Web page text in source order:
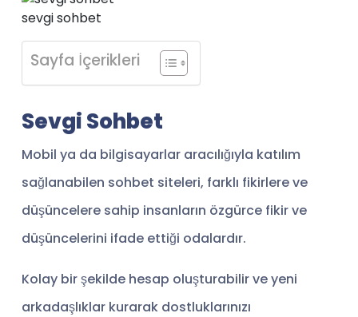
sevgi sohbet
Sayfa İçerikleri
Sevgi Sohbet
Mobil ya da bilgisayarlar aracılığıyla katılım
sağlanabilen sohbet siteleri, farklı fikirlere ve
düşüncelere sahip insanların özgürce fikir ve
düşüncelerini ifade ettiği odalardır.
Kolay bir şekilde hesap oluşturabilir ve yeni
arkadaşlıklar kurarak dostluklarınızı